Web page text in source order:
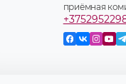
приёмная